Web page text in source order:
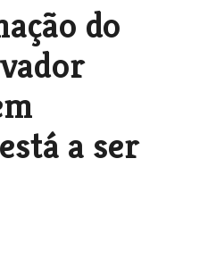
do
a ser